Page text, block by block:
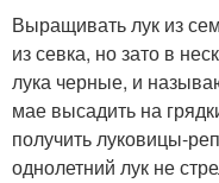
Выращивать лук из
из севка, но зато в
лука черные, и
мае высадить на
получить луковицы-
однолетний лук не